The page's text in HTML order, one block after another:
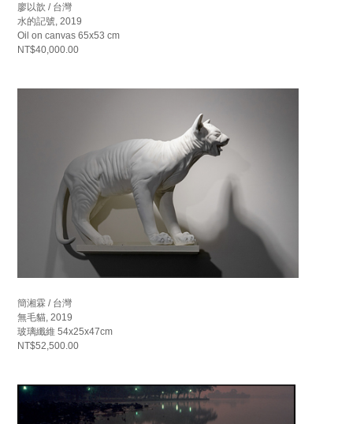
廖以歆 / 台灣
水的記號, 2019
Oil on canvas 65x53 cm
NT$40,000.00
簡湘霖 / 台灣
無毛貓, 2019
玻璃纖維 54x25x47cm
NT$52,500.00